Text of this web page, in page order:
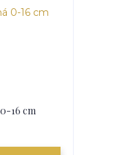
16 cm